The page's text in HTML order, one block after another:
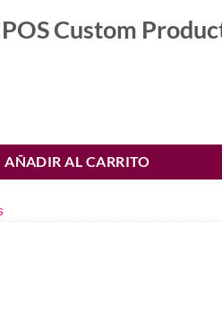
Custom
AÑADIR AL CARRITO